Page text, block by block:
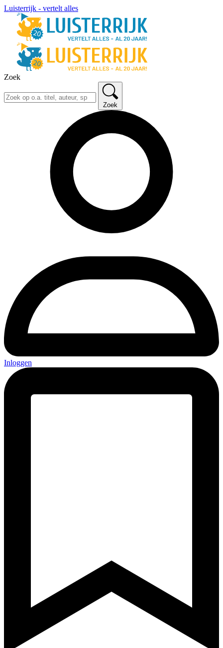
Luisterrijk - vertelt alles
Zoek
Zoek
Inloggen